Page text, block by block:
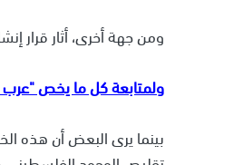
ومن جهة أخرى، أثار قرار
ولمتابعة كل ما يخص "عرب 48" يُمكنك متابعة قناتنا الإخبارية على تلجرام
بينما يرى البعض أن هذه